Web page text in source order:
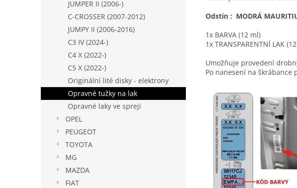
JUMPER II (2006-)
C-CROSSER (2007-2012)
JUMPY II (2006-2016)
C3 IV (2024-)
C4 X (2022-)
C5 X (2022-)
Originální lité disky - elektrony
Opravné tužky na lak
Opravné laky ve spreji
OPEL
PEUGEOT
TOYOTA
MG
MAZDA
FIAT
Odstín : MODRÁ
1x BARVA (12 ml)
1x TRANSPARENTNÍ LAK
Umožňuje provedení
Po nanesení na